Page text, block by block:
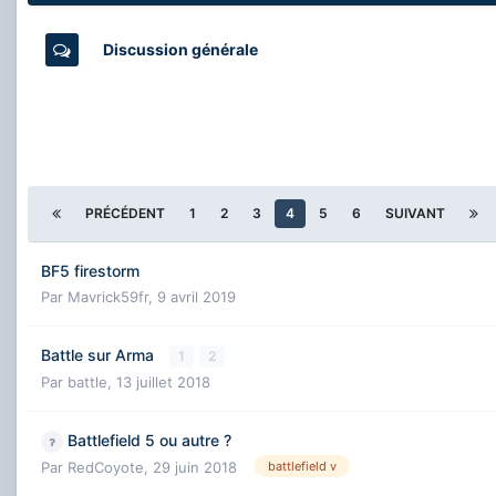
Discussion générale
PRÉCÉDENT 1 2 3 4 5 6 SUIVANT
BF5 firestorm
Par Mavrick59fr, 9 avril 2019
Battle sur Arma 1 2
Par battle 13 juillet 2018
Battlefield 5 ou autre ?
Par RedCoyote 29 juin 2018 battlefield v